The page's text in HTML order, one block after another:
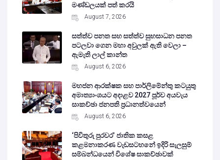
මණ්ඩලයක් පත් කරයි
August 7, 2026
සත්ත්ව පනත සහ සත්ත්ව සුභසාධන පනත
පටලවා ගෙන මහා අවුලක් ඇති වෙලා –
ඇමැති ලාල් කාන්ත
August 6, 2026
මහජන ආරක්ෂක සහ පාර්ලිමේන්තු කටයුතු
අමාත්‍යාංශයට අදාළව 2027 පූර්ව අයවැය
සාකච්ඡා ජනපති ප්‍රධානත්වයෙන්
August 6, 2026
‘පිවිතුරු පුරවර’ ජාතික කසළ
කළමනාකරණ වැඩසටහනේ ඉදිරි සැලසුම්
සම්බන්ධයෙන් විශේෂ සාකච්ඡාවක්